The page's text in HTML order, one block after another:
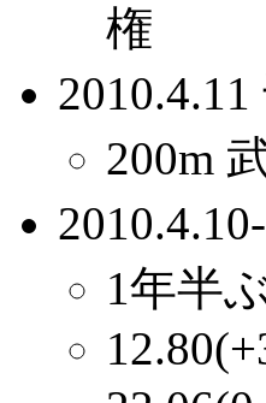
権
200m
1年半